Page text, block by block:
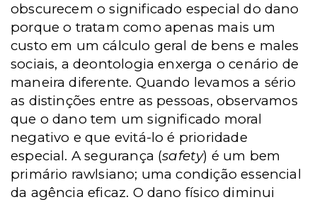
obscurecem o significado especial do dano
porque o tratam como apenas mais um
custo em um cálculo geral de bens e males
sociais, a deontologia enxerga o cenário de
maneira diferente. Quando levamos a sério
as distinções entre as pessoas, observamos
que o dano tem um significado moral
negativo e que evitá-lo é prioridade
especial. A segurança (safety) é um bem
primário rawlsiano; uma condição essencial
da agência eficaz. O dano físico diminui